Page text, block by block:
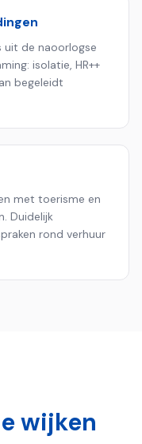
de naoorlogse
isolatie, HR++
begeleidt
met toerisme en
Duidelijk
rond verhuur
wijken